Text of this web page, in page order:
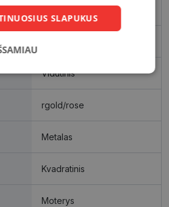
Vidutinis
rgold/rose
Metalas
Kvadratinis
Moterys
SLAPUKUS
Statistikos
Rinkodaros
Neklasifikuoti
slapukai